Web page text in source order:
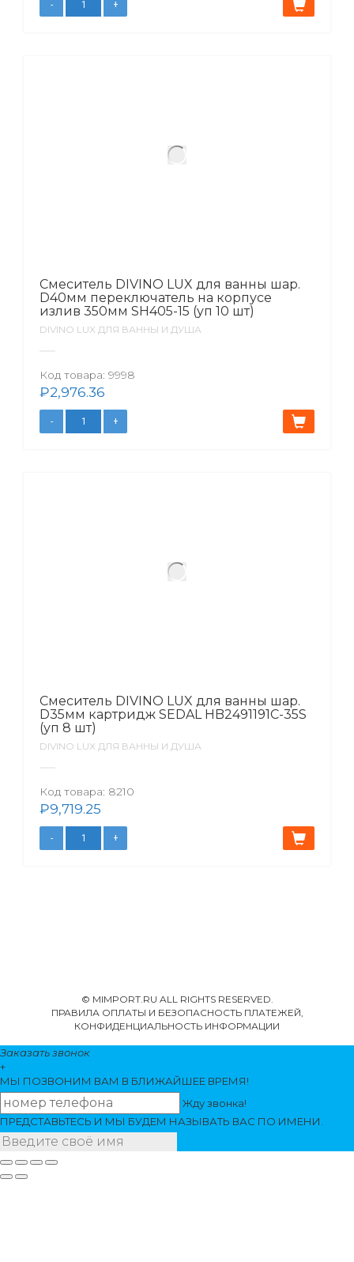
Смеситель DIVINO LUX для ванны шар.
D40мм переключатель на корпусе
излив 350мм SH405-15 (уп 10 шт)
DIVINO LUX ДЛЯ ВАННЫ И ДУША
Код товара: 9998
₽2,976.36
Смеситель DIVINO LUX для ванны шар.
D35мм картридж SEDAL HB2491191C-35S
(уп 8 шт)
DIVINO LUX ДЛЯ ВАННЫ И ДУША
Код товара: 8210
₽9,719.25
© MIMPORT.RU ALL RIGHTS RESERVED.
ПРАВИЛА ОПЛАТЫ И БЕЗОПАСНОСТЬ ПЛАТЕЖЕЙ,
КОНФИДЕНЦИАЛЬНОСТЬ ИНФОРМАЦИИ
Заказать звонок
+
МЫ ПОЗВОНИМ ВАМ В БЛИЖАЙШЕЕ ВРЕМЯ!
Жду звонка!
ПРЕДСТАВЬТЕСЬ И МЫ БУДЕМ НАЗЫВАТЬ ВАС ПО ИМЕНИ.